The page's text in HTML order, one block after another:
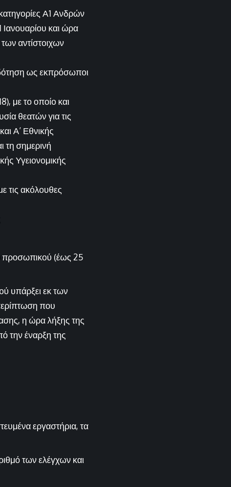
Α1 Ανδρών
Ιανουαρίου και ώρα
αντίστοιχων
ως εκπρόσωποι
με το οποίο και
θεατών για τις
Α’ Εθνικής
τη σημερινή
Υγειονομικής
τις ακόλουθες
προσωπικού (έως 25
υπάρξει εκ των
που
η ώρα λήξης της
την έναρξη της
εργαστήρια, τα
των ελέγχων και